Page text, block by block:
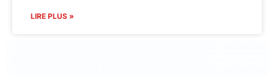
LIRE PLUS »